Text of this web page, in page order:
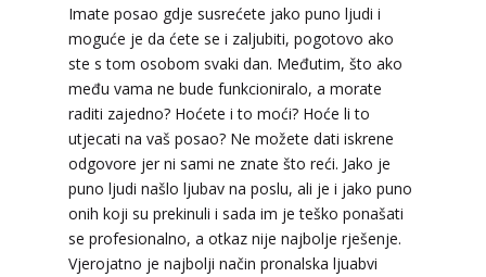
Imate posao gdje susrećete jako puno ljudi i
moguće je da ćete se i zaljubiti, pogotovo ako
ste s tom osobom svaki dan. Međutim, što ako
među vama ne bude funkcioniralo, a morate
raditi zajedno? Hoćete i to moći? Hoće li to
utjecati na vaš posao? Ne možete dati iskrene
odgovore jer ni sami ne znate što reći. Jako je
puno ljudi našlo ljubav na poslu, ali je i jako puno
onih koji su prekinuli i sada im je teško ponašati
se profesionalno, a otkaz nije najbolje rješenje.
Vjerojatno je najbolji način pronalska ljuabvi
DIJA/ Kod 64
Tarot savjetnik je slobodan
TEHNIKE:vedska astrologija (jyotish), reiki, tarot,
oracle karte, duhovni razgovori
Broj tel: 064/600-600
tel:0,93€ - mob:1,12€ min